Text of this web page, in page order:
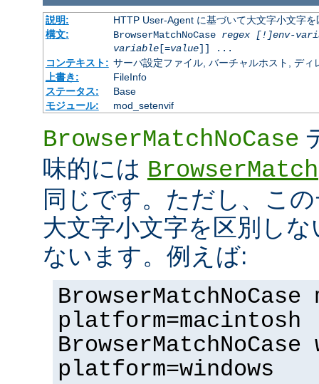
説明:
HTTP User-Agent に基づいて大文字小文字
構文:
BrowserMatchNoCase regex [!]env-
variable[=value]] ...
コンテキスト: サーバ設定ファイル, バーチャルホスト, ディ
上書き:
FileInfo
ステータス:
Base
モジュール:
mod_setenvif
BrowserMatchNoCase
味的には BrowserMatch
同じです。ただし、こ
大文字小文字を区別し
ないます。例えば:
BrowserMatchNoCase
platform=macintosh
BrowserMatchNoCase
platform=windows